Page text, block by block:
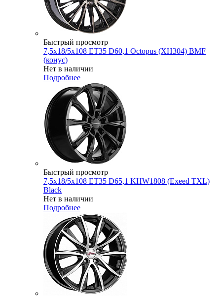
Быстрый просмотр
7,5x18/5x108 ET35 D60,1 Octopus (XH304) BMF
(конус)
Нет в наличии
Подробнее
Быстрый просмотр
7,5x18/5x108 ET35 D65,1 KHW1808 (Exeed TXL)
Black
Нет в наличии
Подробнее